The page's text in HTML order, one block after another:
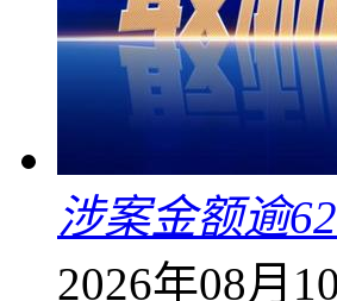
涉案金额逾
2026年08月